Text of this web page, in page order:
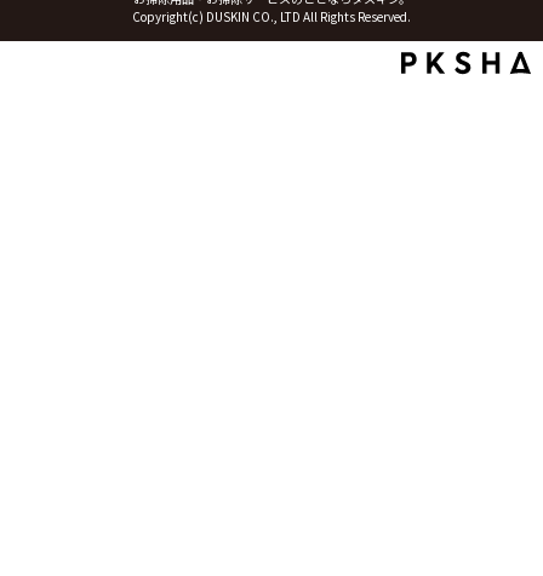
Copyright(c) DUSKIN CO., LTD All Rights Reserved.